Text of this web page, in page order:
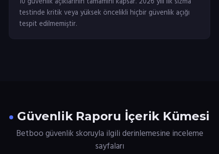
testinde kritik veya yüksek öncelikli hiçbir güvenlik açığı
tespit edilmemiştir.
Güvenlik Raporu İçerik Kümesi
Betboo güvenlik skoruyla ilgili derinlemesine inceleme
sayfaları